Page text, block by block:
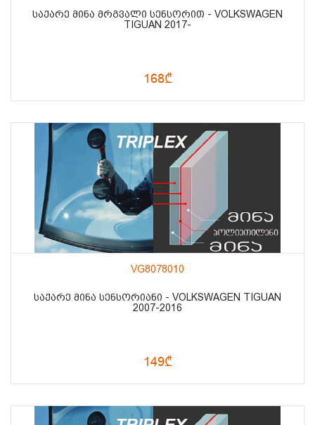
ᲡᲐᲥᲐᲠᲔ ᲛᲘᲜᲐ ᲛᲠᲒᲕᲐᲚᲘ ᲡᲔᲜᲡᲝᲠᲘᲗ - VOLKSWAGEN
TIGUAN 2017-
168₾
VG8078010
ᲡᲐᲥᲐᲠᲔ ᲛᲘᲜᲐ ᲡᲔᲜᲡᲝᲠᲘᲐᲜᲘ - VOLKSWAGEN TIGUAN
2007-2016
149₾